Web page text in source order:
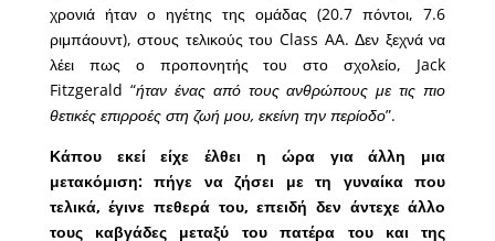
χρονιά ήταν ο ηγέτης της ομάδας (20.7 πόντοι, 7.6
ριμπάουντ), στους τελικούς του Class AA. Δεν ξεχνά να
λέει πως ο προπονητής του στο σχολείο, Jack
Fitzgerald “ήταν ένας από τους ανθρώπους με τις πιο
θετικές επιρροές στη ζωή μου, εκείνη την περίοδο”.
Κάπου εκεί είχε έλθει η ώρα για άλλη μια
μετακόμιση: πήγε να ζήσει με τη γυναίκα που
τελικά, έγινε πεθερά του, επειδή δεν άντεχε άλλο
τους καβγάδες μεταξύ του πατέρα του και της